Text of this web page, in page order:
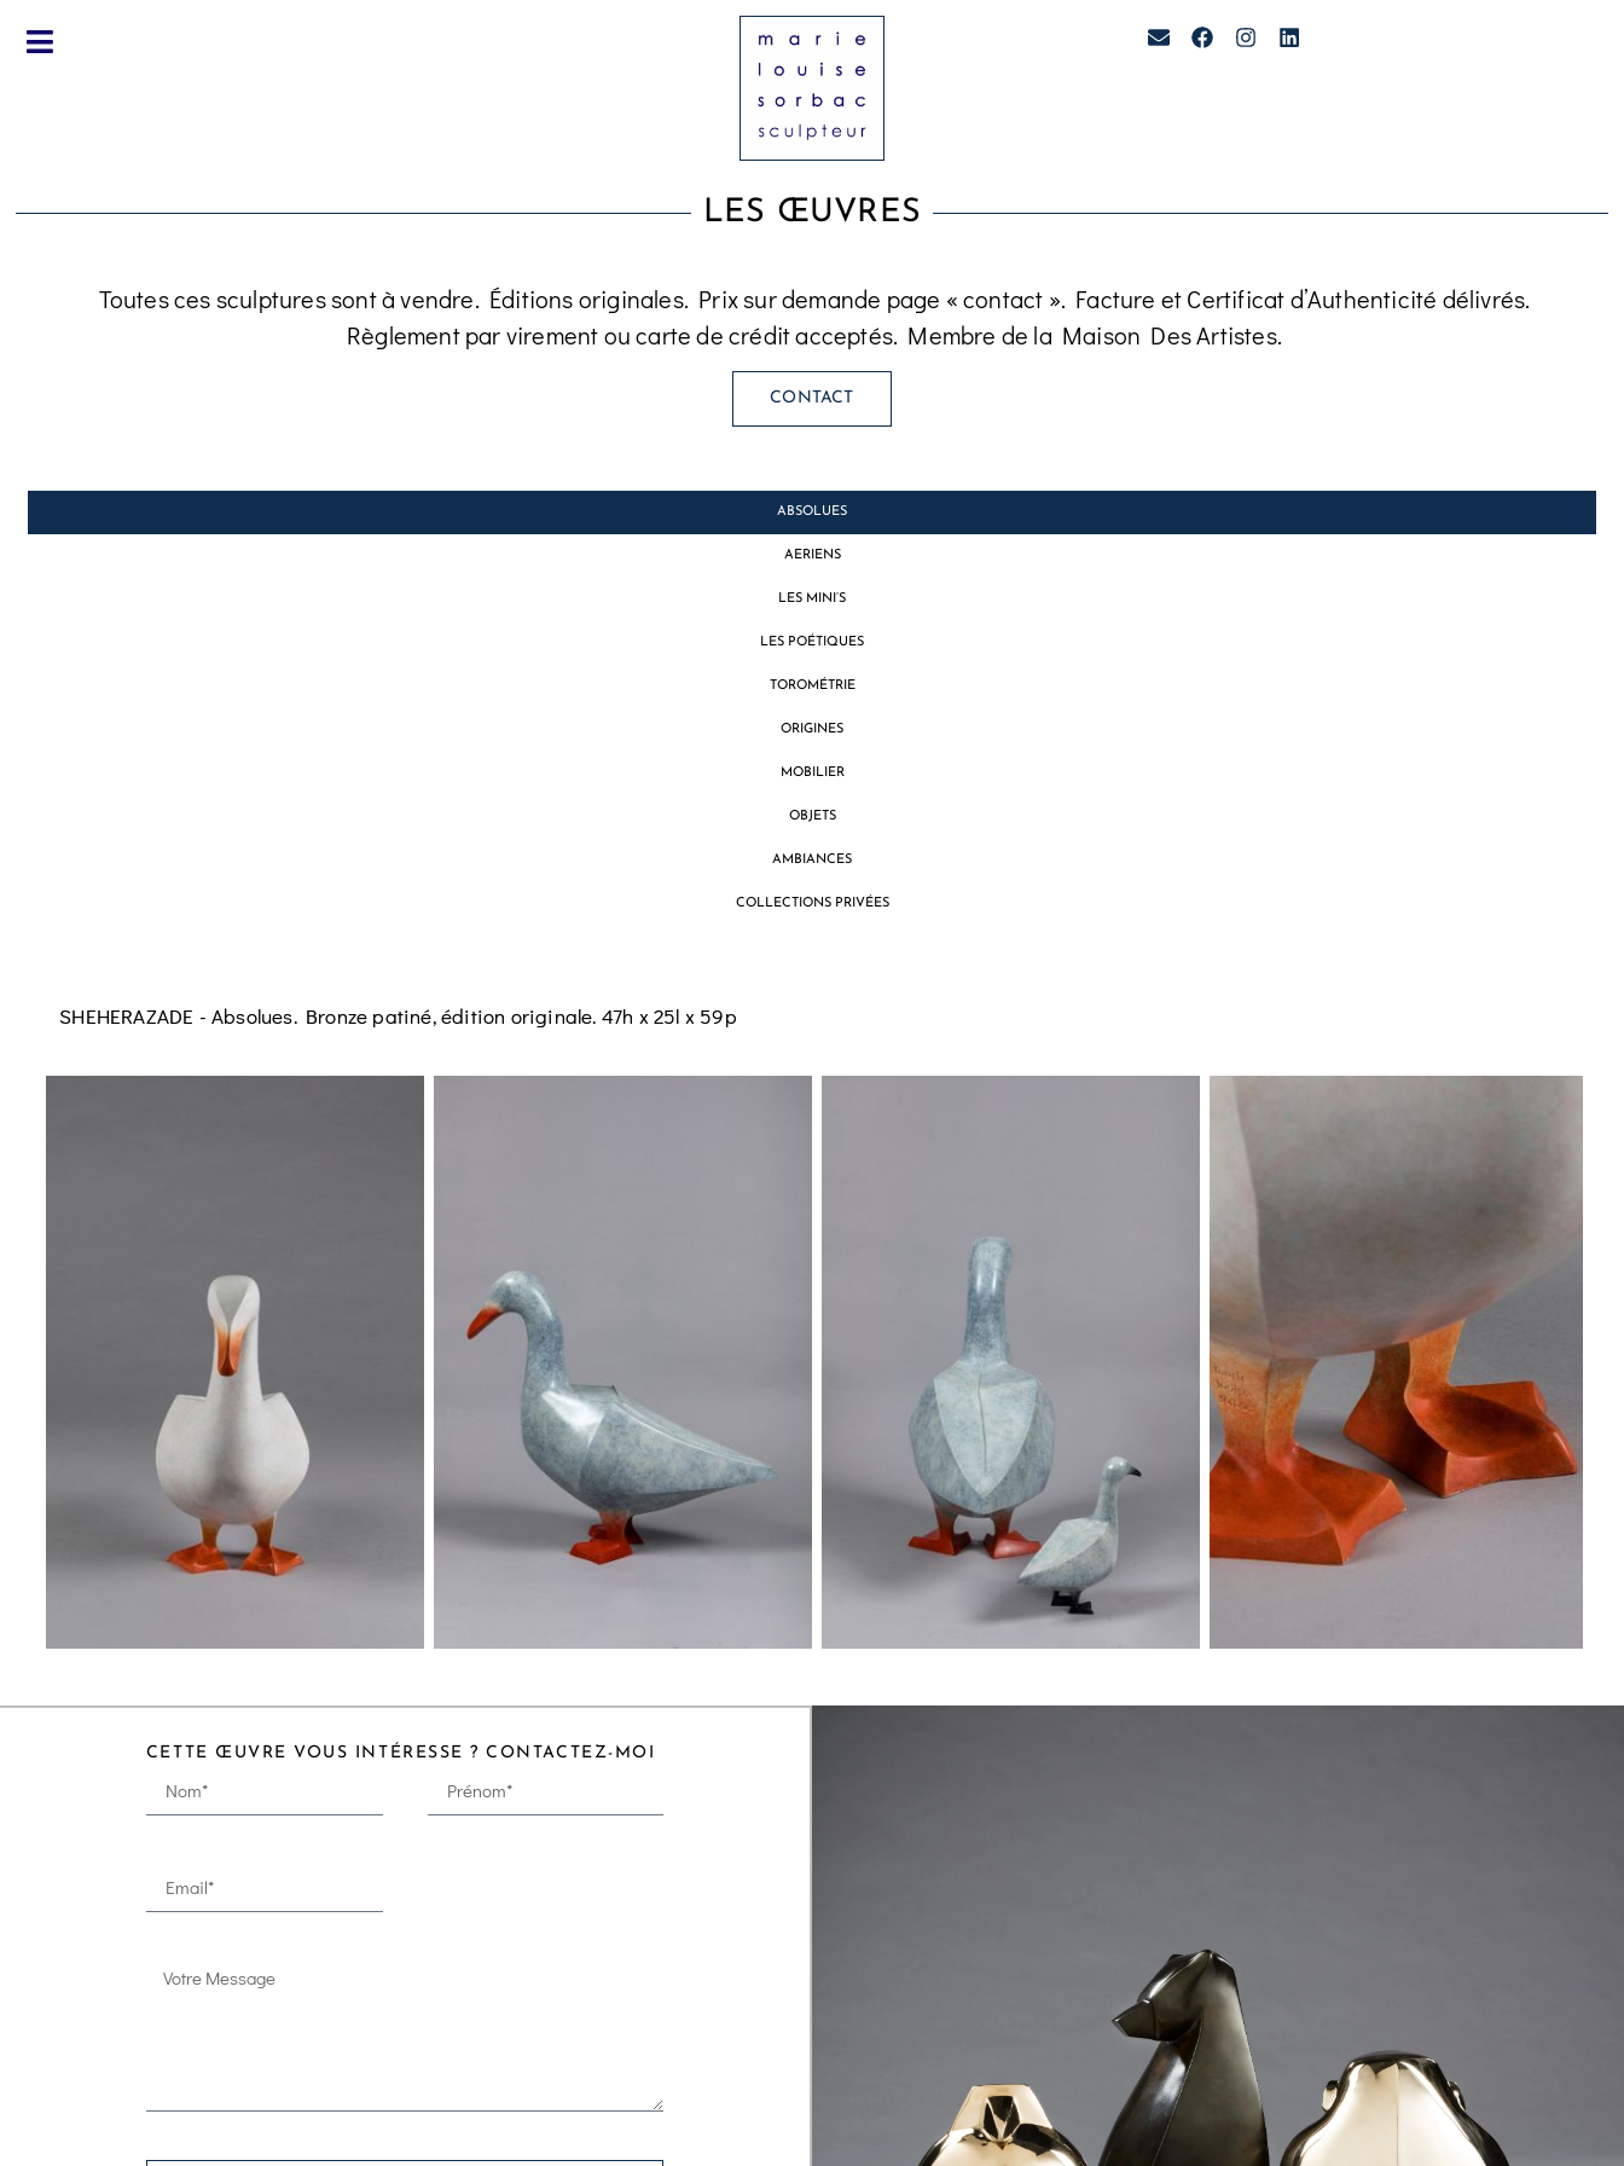
LES ŒUVRES
Toutes ces sculptures sont à vendre. Éditions originales. Prix sur demande page « contact ». Facture et Certificat d’Authenticité délivrés.
Règlement par virement ou carte de crédit acceptés. Membre de la Maison Des Artistes.
CONTACT
ABSOLUES
AERIENS
LES MINI’S
LES POÉTIQUES
TOROMÉTRIE
ORIGINES
MOBILIER
OBJETS
AMBIANCES
COLLECTIONS PRIVÉES
SHEHERAZADE - Absolues. Bronze patiné, édition originale. 47h x 25l x 59p
CETTE ŒUVRE VOUS INTÉRESSE ? CONTACTEZ-MOI